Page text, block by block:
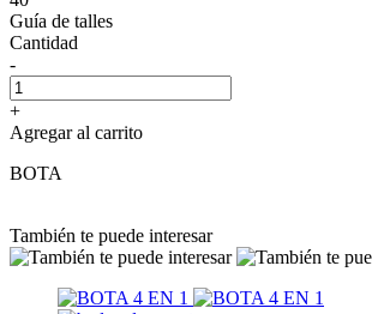
Guía de talles
Cantidad
-
+
Agregar al carrito
BOTA
También te puede interesar